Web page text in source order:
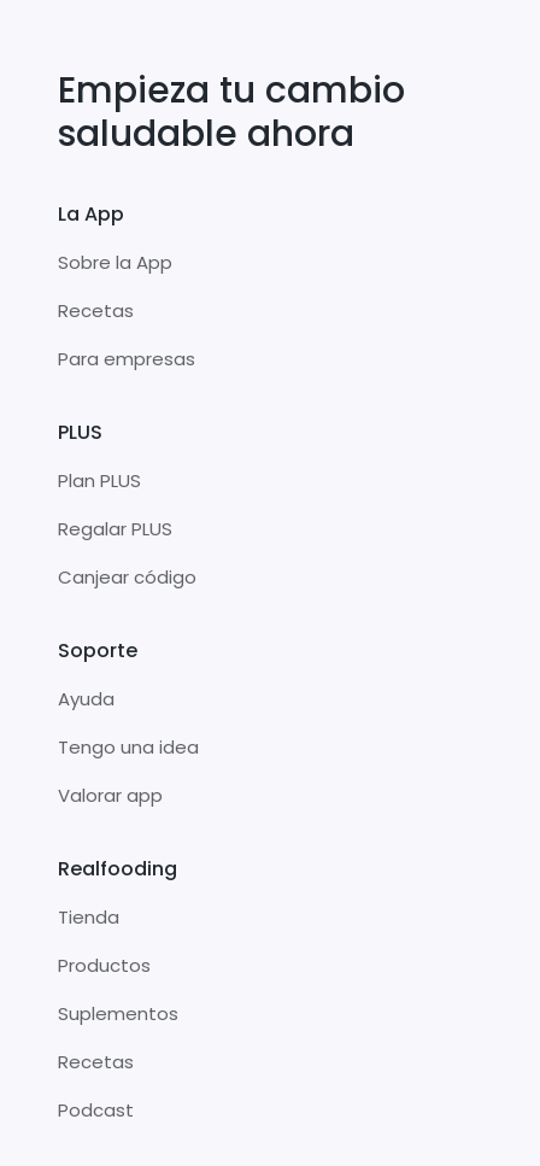
Empieza tu cambio
saludable ahora
La App
Sobre la App
Recetas
Para empresas
PLUS
Plan PLUS
Regalar PLUS
Canjear código
Soporte
Ayuda
Tengo una idea
Valorar app
Realfooding
Tienda
Productos
Suplementos
Recetas
Podcast